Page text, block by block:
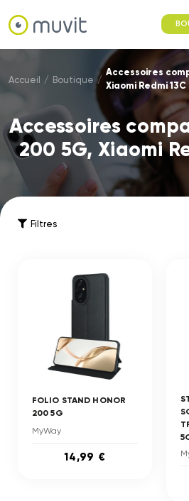
Accueil / Boutique /
Accessoires
Xiaomi Redmi 13C
Accessoires
200 5G, Xiaomi
Filtres
FOLIO STAND HONOR
200 5G
MyWay
14,99 €